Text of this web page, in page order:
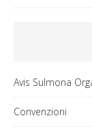
Avis Sulmona
Convenzioni